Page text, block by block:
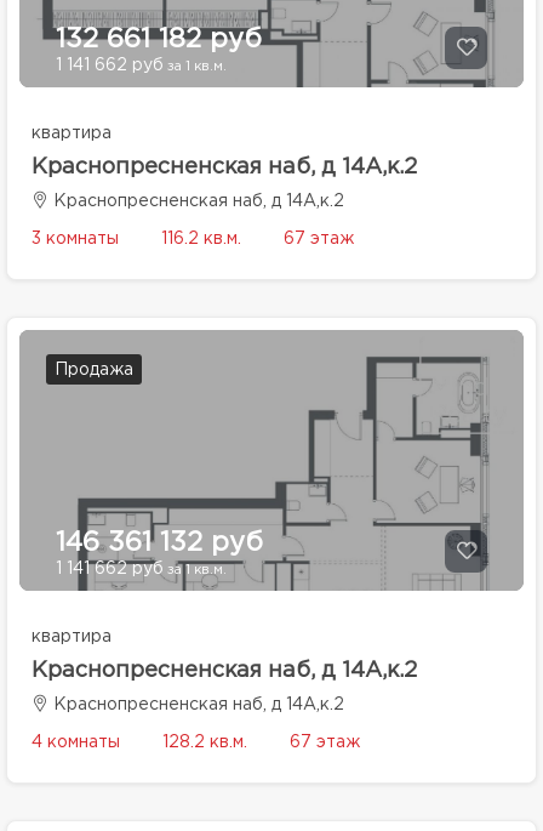
132 661 182 руб
1 141 662 руб за 1 кв.м.
квартира
Краснопресненская наб, д 14А,к.2
Краснопресненская наб, д 14А,к.2
3 комнаты 116.2 кв.м. 67 этаж
Продажа
146 361 132 руб
1 141 662 руб за 1 кв.м.
квартира
Краснопресненская наб, д 14А,к.2
Краснопресненская наб, д 14А,к.2
4 комнаты 128.2 кв.м. 67 этаж